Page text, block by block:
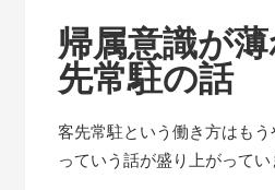
帰属意識が
先常駐の話
客先常駐という働き方はもう
っていう話が盛り上がってい